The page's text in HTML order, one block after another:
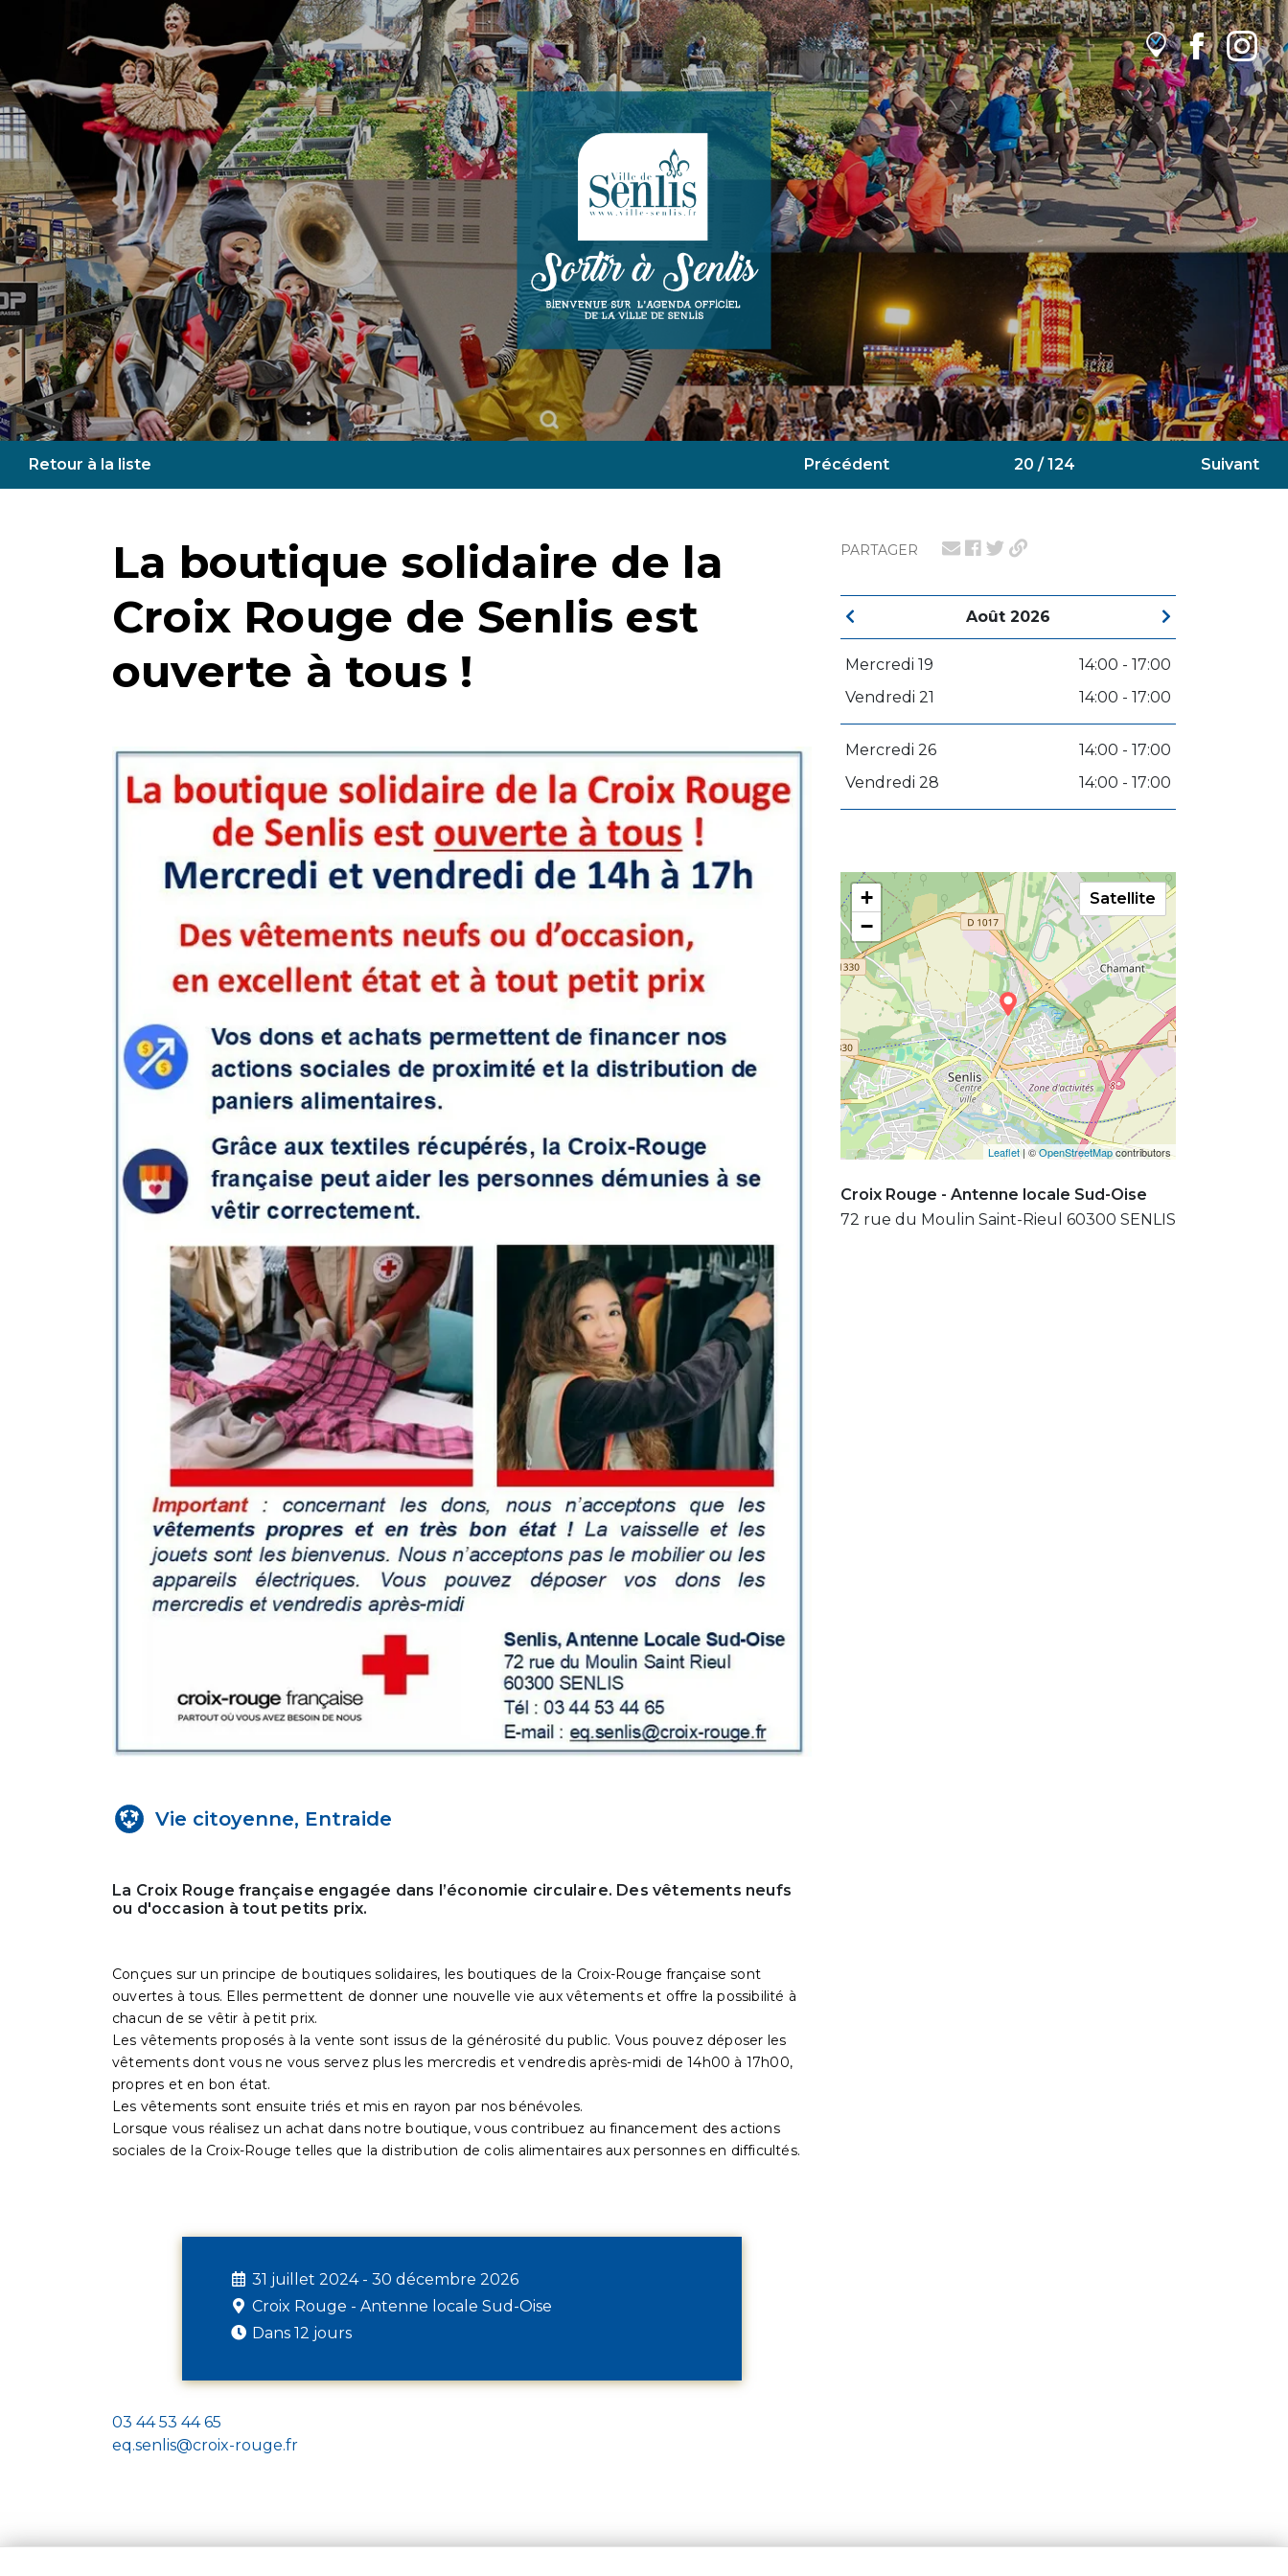
Retour à la liste Précédent 20 / 124 Suivant
PARTAGER
Août 2026
Mercredi 19
14:00 - 17:00
Vendredi 21
14:00 - 17:00
Mercredi 26
14:00 - 17:00
Vendredi 28
14:00 - 17:00
+
−
Leaflet| ©OpenStreetMapcontributors
Satellite
Croix Rouge - Antenne locale Sud-Oise
72 rue du Moulin Saint-Rieul 60300 SENLIS
La boutique solidaire de la
Croix Rouge de Senlis est
ouverte à tous !
Vie citoyenne, Entraide
La Croix Rouge française engagée dans l’économie circulaire. Des vêtements neufs
ou d'occasion à tout petits prix.
Conçues sur un principe de boutiques solidaires, les boutiques de la Croix-Rouge française sont
ouvertes à tous. Elles permettent de donner une nouvelle vie aux vêtements et offre la possibilité à
chacun de se vêtir à petit prix.
Les vêtements proposés à la vente sont issus de la générosité du public. Vous pouvez déposer les
vêtements dont vous ne vous servez plus les mercredis et vendredis après-midi de 14h00 à 17h00,
propres et en bon état.
Les vêtements sont ensuite triés et mis en rayon par nos bénévoles.
Lorsque vous réalisez un achat dans notre boutique, vous contribuez au financement des actions
sociales de la Croix-Rouge telles que la distribution de colis alimentaires aux personnes en difficultés.
31 juillet 2024 - 30 décembre 2026
Croix Rouge - Antenne locale Sud-Oise
Dans 12 jours
03 44 53 44 65
eq.senlis@croix-rouge.fr